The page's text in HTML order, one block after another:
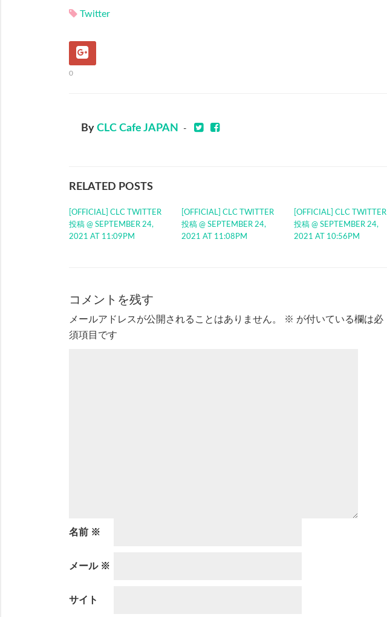
Twitter
0
By CLC Cafe JAPAN -
RELATED POSTS
[OFFICIAL] CLC TWITTER
投稿 @ SEPTEMBER 24,
2021 AT 11:09PM
[OFFICIAL] CLC TWITTER
投稿 @ SEPTEMBER 24,
2021 AT 11:08PM
[OFFICIAL] CLC TWITTER
投稿 @ SEPTEMBER 24,
2021 AT 10:56PM
コメントを残す
メールアドレスが公開されることはありません。 ※ が付いている欄は必
須項目です
名前 ※
メール ※
サイト